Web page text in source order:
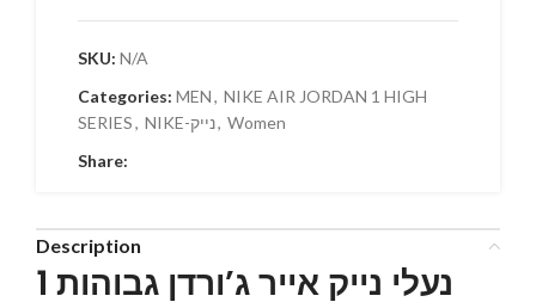
SKU: N/A
Categories: MEN, NIKE AIR JORDAN 1 HIGH
SERIES, NIKE-נייק, Women
Share:
Description
נעלי נייק אייר ג’ורדן גבוהות 1